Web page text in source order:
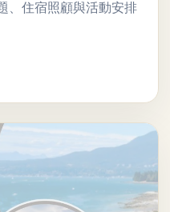
、住宿照顧與活動安排